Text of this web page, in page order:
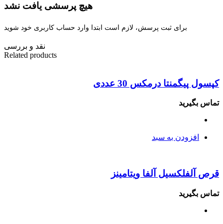
هیچ پرسشی یافت نشد
برای ثبت پرسش، لازم است ابتدا وارد حساب کاربری خود شوید
نقد و بررسی
Related products
کپسول پیگمنتا درمکس 30 عددی
تماس بگیرید
افزودن به سبد
قرص آلفلکسیل آلفا ویتامینز
تماس بگیرید